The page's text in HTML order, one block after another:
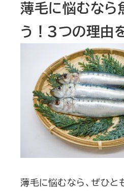
薄毛に悩むなら
う！3つの理由
薄毛に悩むなら、ぜひと